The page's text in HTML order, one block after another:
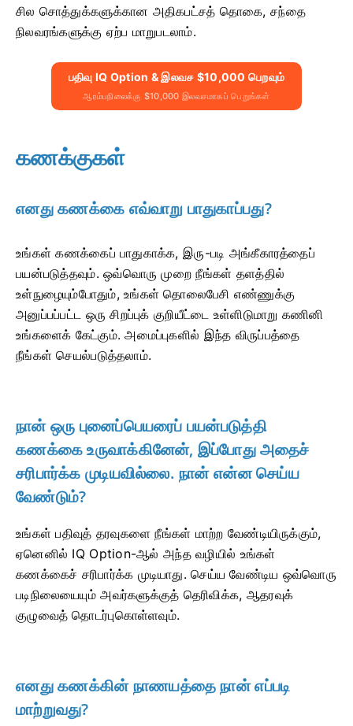
சில சொத்துக்களுக்கான அதிகபட்சத் தொகை, சந்தை
நிலவரங்களுக்கு ஏற்ப மாறுபடலாம்.
பதிவு IQ Option & இலவச $10,000 பெறவும்
ஆரம்பநிலைக்கு $10,000 இலவசமாகப் பெறுங்கள்
கணக்குகள்
எனது கணக்கை எவ்வாறு பாதுகாப்பது?
உங்கள் கணக்கைப் பாதுகாக்க, இரு-படி அங்கீகாரத்தைப்
பயன்படுத்தவும். ஒவ்வொரு முறை நீங்கள் தளத்தில்
உள்நுழையும்போதும், உங்கள் தொலைபேசி எண்ணுக்கு
அனுப்பப்பட்ட ஒரு சிறப்புக் குறியீட்டை உள்ளிடுமாறு கணினி
உங்களைக் கேட்கும். அமைப்புகளில் இந்த விருப்பத்தை
நீங்கள் செயல்படுத்தலாம்.
நான் ஒரு புனைப்பெயரைப் பயன்படுத்தி
கணக்கை உருவாக்கினேன், இப்போது அதைச்
சரிபார்க்க முடியவில்லை. நான் என்ன செய்ய
வேண்டும்?
உங்கள் பதிவுத் தரவுகளை நீங்கள் மாற்ற வேண்டியிருக்கும்,
ஏனெனில் IQ Option-ஆல் அந்த வழியில் உங்கள்
கணக்கைச் சரிபார்க்க முடியாது. செய்ய வேண்டிய ஒவ்வொரு
படிநிலையையும் அவர்களுக்குத் தெரிவிக்க, ஆதரவுக்
குழுவைத் தொடர்புகொள்ளவும்.
எனது கணக்கின் நாணயத்தை நான் எப்படி
மாற்றுவது?